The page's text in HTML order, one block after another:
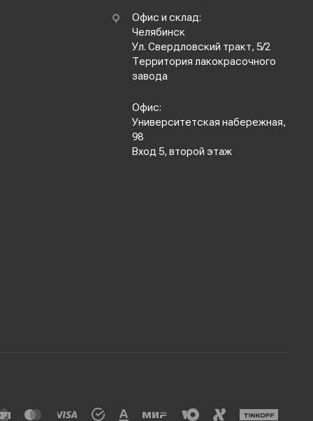
Офис и склад:
Челябинск
Ул. Свердловский тракт, 5/2
Территория лакокрасочного
завода
Офис:
Университетская набережная,
98
Вход 5, второй этаж